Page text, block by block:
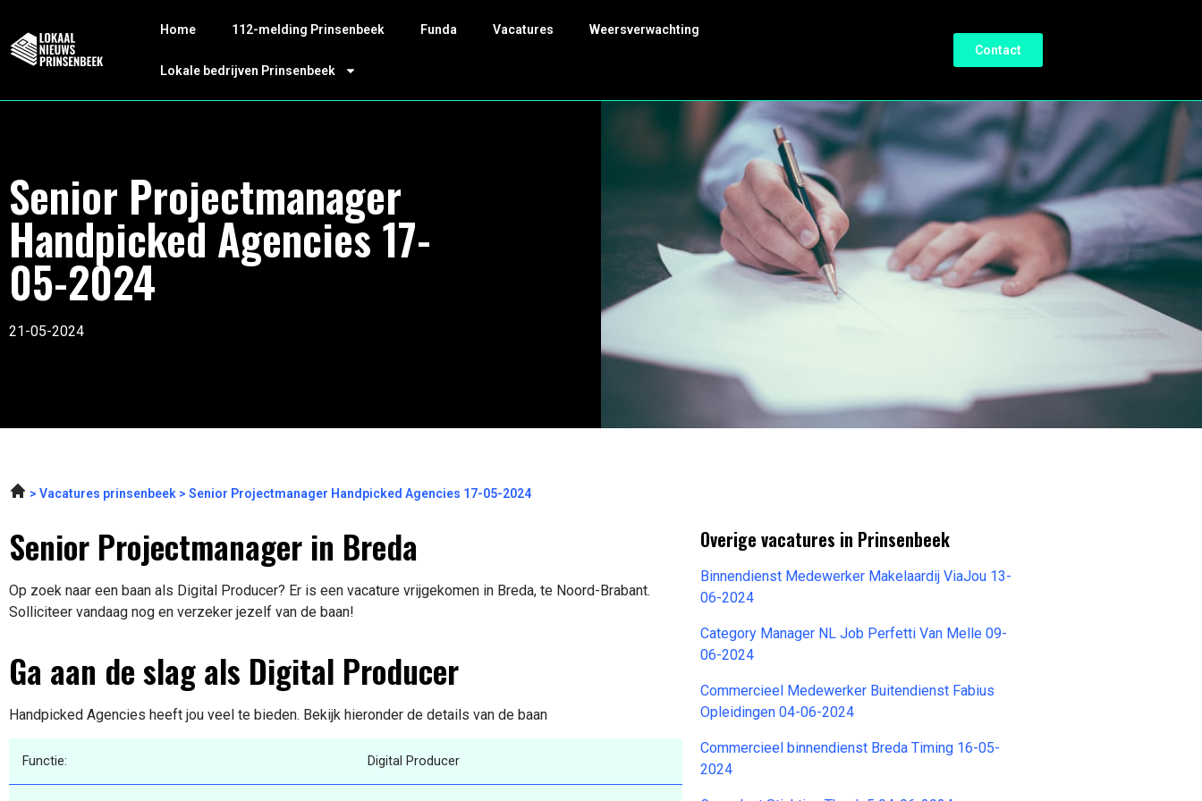
Home 112-melding Prinsenbeek Funda Vacatures Weersverwachting
Lokale bedrijven Prinsenbeek
Contact
Senior Projectmanager
Handpicked Agencies 17-
05-2024
21-05-2024
Vacatures prinsenbeek Senior Projectmanager Handpicked Agencies 17-05-2024
Senior Projectmanager in Breda
Op zoek naar een baan als Digital Producer? Er is een vacature vrijgekomen in Breda, te Noord-Brabant.
Solliciteer vandaag nog en verzeker jezelf van de baan!
Ga aan de slag als Digital Producer
Handpicked Agencies heeft jou veel te bieden. Bekijk hieronder de details van de baan
Functie: Digital Producer
Overige vacatures in Prinsenbeek
Binnendienst Medewerker Makelaardij ViaJou 13-
06-2024
Category Manager NL Job Perfetti Van Melle 09-
06-2024
Commercieel Medewerker Buitendienst Fabius
Opleidingen 04-06-2024
Commercieel binnendienst Breda Timing 16-05-
2024